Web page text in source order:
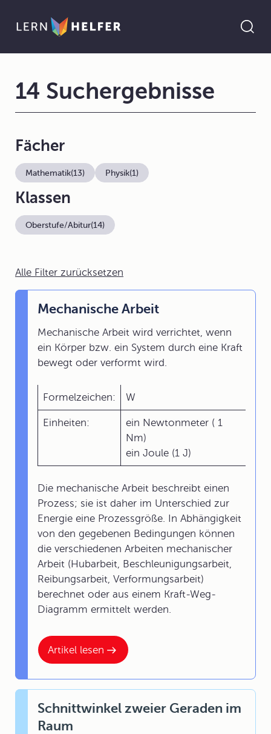
Alle Filter zurücksetzen
Artikel lesen
Mechanische Arbeit
Mechanische Arbeit wird verrichtet, wenn
ein Körper bzw. ein System durch eine Kraft
bewegt oder verformt wird.
Formelzeichen: W
Einheiten:
ein Newtonmeter ( 1
Nm)
ein Joule (1 J)
Die mechanische Arbeit beschreibt einen
Prozess; sie ist daher im Unterschied zur
Energie eine Prozessgröße. In Abhängigkeit
von den gegebenen Bedingungen können
die verschiedenen Arbeiten mechanischer
Arbeit (Hubarbeit, Beschleunigungsarbeit,
Reibungsarbeit, Verformungsarbeit)
berechnet oder aus einem Kraft-Weg-
Diagramm ermittelt werden.
Schnittwinkel zweier Geraden im
Raum
14 Suchergebnisse
Fächer
Mathematik(13) Physik(1)
Klassen
Oberstufe/Abitur(14)